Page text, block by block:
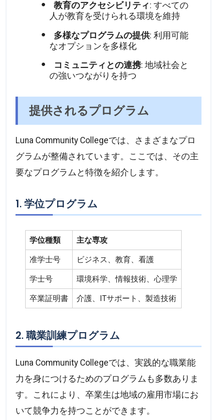
教育のアクセシビリティ: すべての
人が教育を受けられる環境を維持
多様なプログラムの提供: 利用可能
なオプションを多様化
コミュニティとの連携: 地域社会と
の強いつながりを持つ
提供されるプログラム
Luna Community Collegeでは、さまざまなプロ
グラムが整備されています。ここでは、その主
要なプログラムと特徴を紹介します。
1. 学位プログラム
学位種類 主な専攻
准学士号 ビジネス、教育、看護
学士号 環境科学、情報技術、心理学
卒業証明書 介護、ITサポート、製造技術
2. 職業訓練プログラム
Luna Community Collegeでは、実践的な職業能
力を身につけるためのプログラムも多数ありま
す。これにより、卒業生は地域の雇用市場にお
いて競争力を持つことができます。